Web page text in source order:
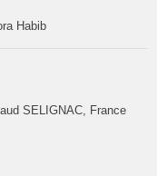
Habib
SELIGNAC, France